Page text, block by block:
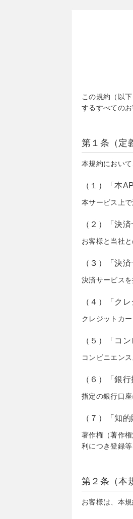
この規約（以
するすべての
第１条（定
本規約におい
（１）「本
本サービス上
（２）「決済
お客様と当社
（３）「決
決済サービス
（４）「ク
クレジットカ
（５）「コン
コンビニエン
（６）「銀行
指定の銀行口
（７）「知的
著作権（著作
利につき登録
第２条（本
お客様は、本